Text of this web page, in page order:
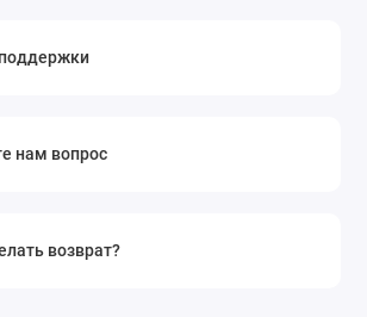
нам вопрос
возврат?